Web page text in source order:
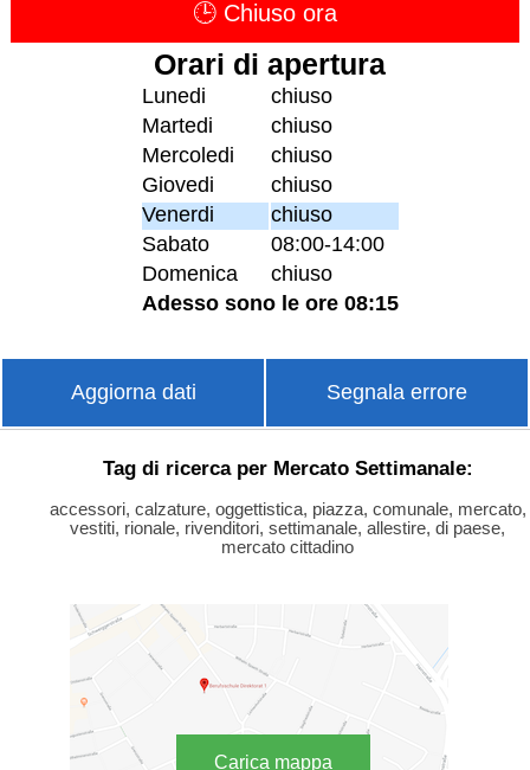
🕒 Chiuso ora
Orari di apertura
Lunedi
chiuso
Martedi
chiuso
Mercoledi
chiuso
Giovedi
chiuso
Venerdi
chiuso
Sabato
08:00-14:00
Domenica
chiuso
Adesso sono le ore 08:15
Aggiorna dati Segnala errore
Tag di ricerca per Mercato Settimanale:
accessori, calzature, oggettistica, piazza, comunale, mercato,
vestiti, rionale, rivenditori, settimanale, allestire, di paese,
mercato cittadino
Carica mappa